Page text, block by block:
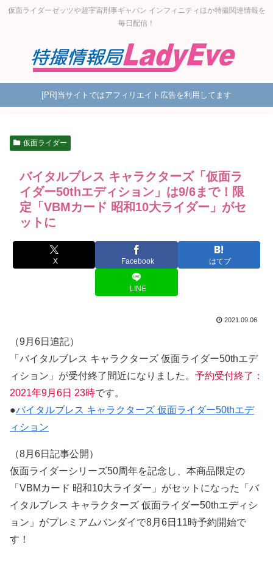
仮面ライダーゼッツや超宇宙刑事ギャバン インフィニティほか特撮関連情報を
毎日配信！
[PR]当サイトではアフィリエイト広告を利用してます
仮面ライダー
バイタルブレス キャラクターズ「仮面ラ
イダー50thエディション」は9/6まで！限
定「VBMカード 昭和10大ライダー」がセ
ットに
X Facebook はてブ
LINE
2021.09.06
（9月6日追記）
「バイタルブレス キャラクターズ 仮面ライダー50thエデ
ィション」が受付終了間近になりました。 予約受付終了：
2021年9月6日 23時です。
●バイタルブレス キャラクターズ 仮面ライダー50thエデ
ィション
（8月6日記事公開）
仮面ライダーシリーズ50周年を記念し、本商品限定の
「VBMカード 昭和10大ライダー」がセットになった「バ
イタルブレス キャラクターズ 仮面ライダー50thエディシ
ョン」がプレミアムバンダイで8月6日11時予約開始で
す！